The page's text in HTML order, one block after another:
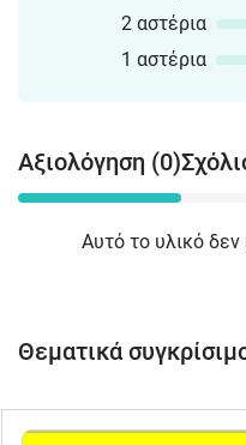
2 αστέρια
1 αστέρια
Αξιολόγηση (0)
Αυτό το υλικό δεν
Θεματικά